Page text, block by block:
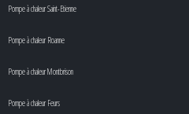
Pompe à chaleur Saint-Etienne
Pompe à chaleur Roanne
Pompe à chaleur Montbrison
Pompe à chaleur Feurs